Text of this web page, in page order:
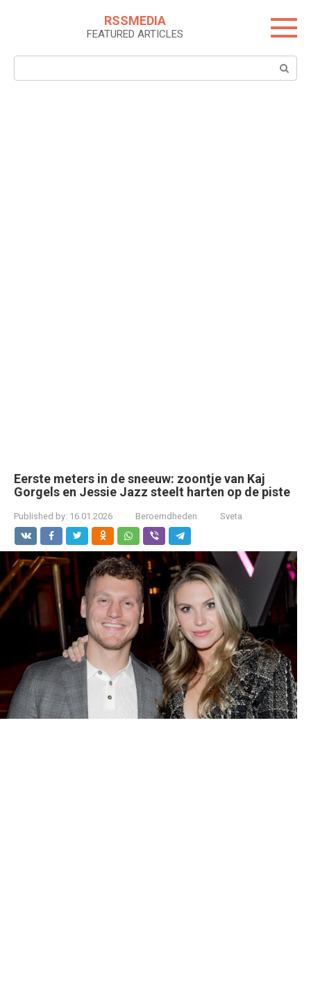
RSSMEDIA
FEATURED ARTICLES
Search:
Eerste meters in de sneeuw: zoontje van Kaj
Gorgels en Jessie Jazz steelt harten op de piste
Published by: 16.01.2026 Beroemdheden Sveta